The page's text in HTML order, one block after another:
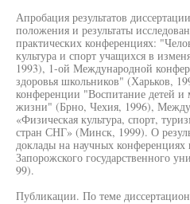
Апробация результатов
положения и результаты
практических конференциях:
культура и спорт учащихся в
1993), 1-ой Международной
здоровья школьников" (Харьков,
конференции "Воспитание детей и
жизни" (Брно, Чехия, 1996),
«Физическая культура, спорт,
стран СНГ» (Минск, 1999). О
доклады на научных конференциях
Запорожского государственного
99).
Публикации. По теме